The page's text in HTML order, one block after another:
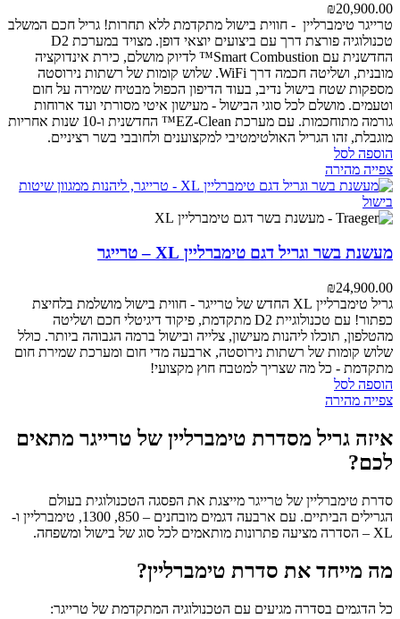
₪20,900.00
טרייגר טימברליין - חווית בישול מתקדמת ללא תחרות! גריל חכם המשלב
טכנולוגיה פורצת דרך עם ביצועים יוצאי דופן. מצויד במערכת D2
החדשנית עם Smart Combustion™ לדיוק מושלם, כירת אינדוקציה
מובנית, ושליטה חכמה דרך WiFi. שלוש קומות של רשתות נירוסטה
מספקות שטח בישול נדיב, בעוד הדיפון הכפול מבטיח שמירה על חום
וטעמים. מושלם לכל סוגי הבישול - מעישון איטי מסורתי ועד ארוחות
גורמה מתוחכמות. עם מערכת EZ-Clean™ החדשנית ו-10 שנות אחריות
מוגבלת, זהו הגריל האולטימטיבי למקצוענים ולחובבי בשר רציניים.
הוספה לסל
צפייה מהירה
מעשנת בשר וגריל דגם טימברליין XL – טרייגר
₪24,900.00
גריל טימברליין XL החדש של טרייגר - חווית בישול מושלמת בלחיצת
כפתור! עם טכנולוגיית D2 מתקדמת, פיקוד דיגיטלי חכם ושליטה
מהטלפון, תוכלו ליהנות מעישון, צלייה ובישול ברמה הגבוהה ביותר. כולל
שלוש קומות של רשתות נירוסטה, ארבעה מדי חום ומערכת שמירת חום
מתקדמת - כל מה שצריך למטבח חוץ מקצועי!
הוספה לסל
צפייה מהירה
איזה גריל מסדרת טימברליין של טרייגר מתאים
לכם?
סדרת טימברליין של טרייגר מייצגת את הפסגה הטכנולוגית בעולם
הגרילים הביתיים. עם ארבעה דגמים מובחנים – 850, 1300, טימברליין ו-
XL – הסדרה מציעה פתרונות מותאמים לכל סוג של בישול ומשפחה.
מה מייחד את סדרת טימברליין?
כל הדגמים בסדרה מגיעים עם הטכנולוגיה המתקדמת של טרייגר: